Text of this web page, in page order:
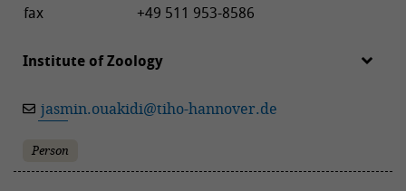
fax
+49 511 953-8586
Institute of Zoology
jasmin.ouakidi@tiho-hannover.de
Person